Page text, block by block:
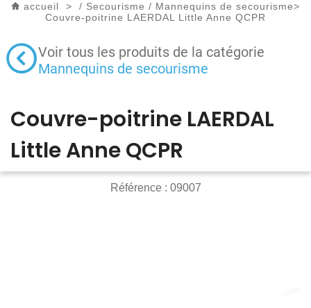
accueil > / Secourisme / Mannequins de secourisme>
Couvre-poitrine LAERDAL Little Anne QCPR
Voir tous les produits de la catégorie
Mannequins de secourisme
Couvre-poitrine LAERDAL
Little Anne QCPR
Référence : 09007